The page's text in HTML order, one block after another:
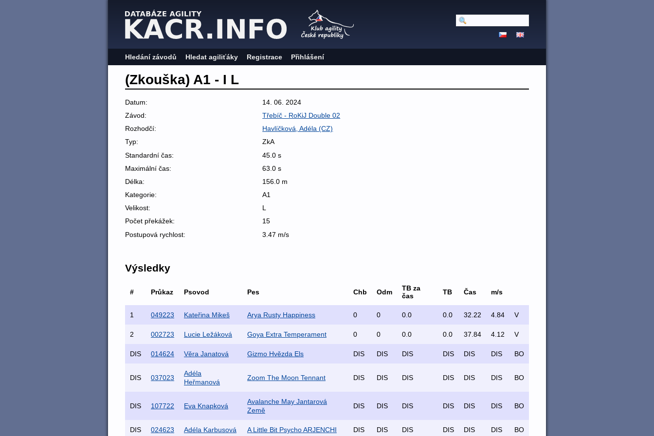
Hledání závodů Hledat agiliťáky Registrace Přihlášení
(Zkouška) A1 - I L
Datum:
14. 06. 2024
Závod:
Třebíč - RoKiJ Double 02
Rozhodčí:
Havlíčková, Adéla (CZ)
Typ:
ZkA
Standardní čas:
45.0 s
Maximální čas:
63.0 s
Délka:
156.0 m
Kategorie:
A1
Velikost:
L
Počet překážek:
15
Postupová rychlost:
3.47 m/s
Výsledky
# Průkaz Psovod Pes Chb Odm
TB za
čas
TB Čas m/s
1 049223 Kateřina Mikeš Arya Rusty Happiness 0 0 0.0 0.0 32.22 4.84 V
2 002723 Lucie Ležáková Goya Extra Temperament 0 0 0.0 0.0 37.84 4.12 V
DIS 014624 Věra Janatová Gizmo Hvězda Els DIS DIS DIS DIS DIS DIS BO
DIS 037023
Adéla
Heřmanová
Zoom The Moon Tennant DIS DIS DIS DIS DIS DIS BO
DIS 107722 Eva Knapková
Avalanche May Jantarová
Země
DIS DIS DIS DIS DIS DIS BO
DIS 024623 Adéla Karbusová A Little Bit Psycho ARJENCHI DIS DIS DIS DIS DIS DIS BO